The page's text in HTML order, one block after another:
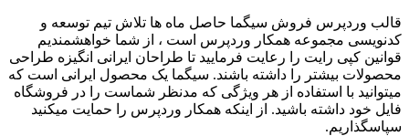
قالب وردپرس فروش سیگما حاصل ماه ها تلاش تیم توسعه و
کدنویسی مجموعه همکار وردپرس است ، از شما خواهشمندیم
قوانین کپی رایت را رعایت فرمایید تا طراحان ایرانی انگیزه طراحی
محصولات بیشتر را داشته باشند. سیگما یک محصول ایرانی است که
میتوانید با استفاده از هر ویژگی که مدنظر شماست را در فروشگاه
فایل خود داشته باشید. از اینکه همکار وردپرس را حمایت میکنید
سپاسگذاریم.